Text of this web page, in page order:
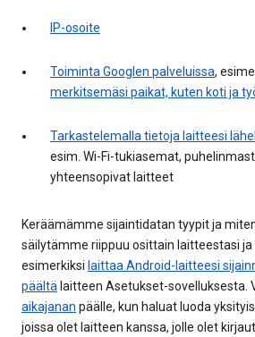
IP-osoite
Toiminta Googlen palveluissa,
merkitsemäsi paikat, kuten koti ja
Tarkastelemalla tietoja laitteesi
esim. Wi-Fi-tukiasemat,
yhteensopivat laitteet
Keräämämme sijaintidatan tyypit ja
säilytämme riippuu osittain laitteestasi
esimerkiksi laittaa Android-laitteesi
päältä laitteen Asetukset-sovelluksesta.
aikajanan päälle, kun haluat luoda
joissa olet laitteen kanssa, jolle olet